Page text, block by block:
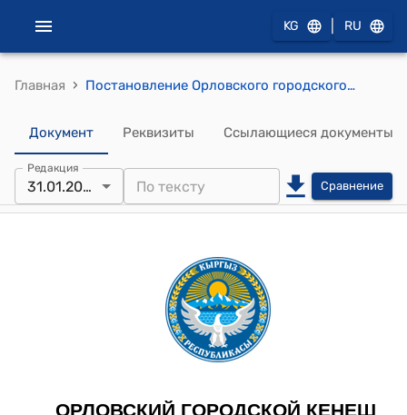
KG RU
Главная › Постановление Орловского городского кенеша от 31 января 2024 года № 141/28-28 "Об исполнении программы социально-экономического развития мэрии г.Орловка за 2023 год"
Документ Реквизиты Ссылающиеся документы
Редакция
31.01.2024 Сравнение